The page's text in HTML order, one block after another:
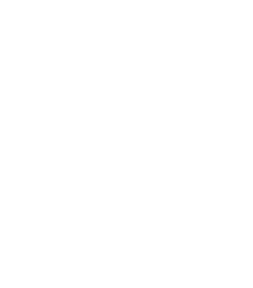
precum lemn, beton, piatră și mortar,
este ideal atât pentru uz profesional, cât
perfect cu tavanele, pereții sau
adaugă un aspect sofisticat și stilizat
fie de un stil modern, cu linii